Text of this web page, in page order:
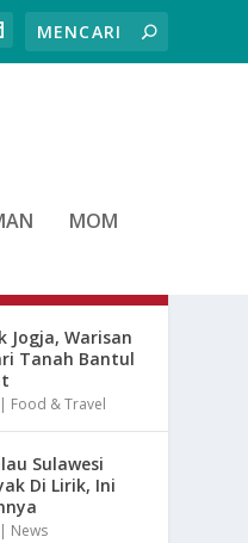
MOM
Jogja, Warisan
Tanah Bantul
| Food & Travel
Sulawesi
Di Lirik, Ini
| News